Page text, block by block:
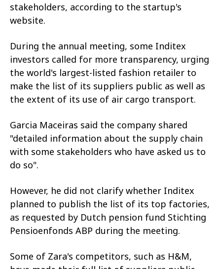
stakeholders, according to the startup's
website.
During the annual meeting, some Inditex
investors called for more transparency, urging
the world's largest-listed fashion retailer to
make the list of its suppliers public as well as
the extent of its use of air cargo transport.
Garcia Maceiras said the company shared
"detailed information about the supply chain
with some stakeholders who have asked us to
do so".
However, he did not clarify whether Inditex
planned to publish the list of its top factories,
as requested by Dutch pension fund Stichting
Pensioenfonds ABP during the meeting.
Some of Zara's competitors, such as H&M,